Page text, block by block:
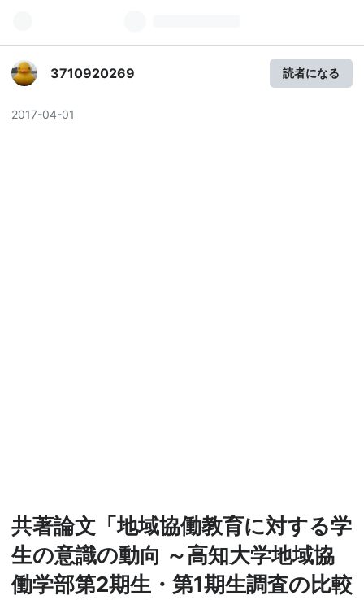
3710920269 読者になる
2017-04-01
共著論文「地域協働教育に対する学
生の意識の動向 ～高知大学地域協
働学部第2期生・第1期生調査の比較